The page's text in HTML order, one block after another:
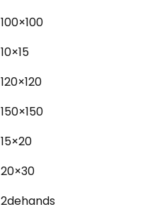
100×100
10×15
120×120
150×150
15×20
20×30
2dehands